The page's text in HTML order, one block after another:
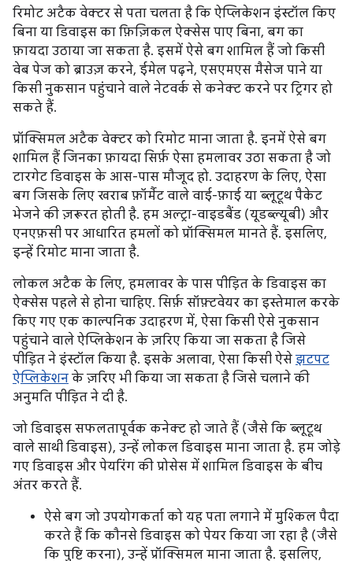
रिमोट अटैक वेक्टर से पता चलता है कि ऐप्लिकेशन इंस्टॉल किए
बिना या डिवाइस का फ़िज़िकल ऐक्सेस पाए बिना, बग का
फ़ायदा उठाया जा सकता है. इसमें ऐसे बग शामिल हैं जो किसी
वेब पेज को ब्राउज़ करने, ईमेल पढ़ने, एसएमएस मैसेज पाने या
किसी नुकसान पहुंचाने वाले नेटवर्क से कनेक्ट करने पर ट्रिगर हो
सकते हैं.
प्रॉक्सिमल अटैक वेक्टर को रिमोट माना जाता है. इनमें ऐसे बग
शामिल हैं जिनका फ़ायदा सिर्फ़ ऐसा हमलावर उठा सकता है जो
टारगेट डिवाइस के आस-पास मौजूद हो. उदाहरण के लिए, ऐसा
बग जिसके लिए खराब फ़ॉर्मैट वाले वाई-फ़ाई या ब्लूटूथ पैकेट
भेजने की ज़रूरत होती है. हम अल्ट्रा-वाइडबैंड (यूडब्ल्यूबी) और
एनएफ़सी पर आधारित हमलों को प्रॉक्सिमल मानते हैं. इसलिए,
इन्हें रिमोट माना जाता है.
लोकल अटैक के लिए, हमलावर के पास पीड़ित के डिवाइस का
ऐक्सेस पहले से होना चाहिए. सिर्फ़ सॉफ़्टवेयर का इस्तेमाल करके
किए गए एक काल्पनिक उदाहरण में, ऐसा किसी ऐसे नुकसान
पहुंचाने वाले ऐप्लिकेशन के ज़रिए किया जा सकता है जिसे
पीड़ित ने इंस्टॉल किया है. इसके अलावा, ऐसा किसी ऐसे झटपट
ऐप्लिकेशन के ज़रिए भी किया जा सकता है जिसे चलाने की
अनुमति पीड़ित ने दी है.
जो डिवाइस सफलतापूर्वक कनेक्ट हो जाते हैं (जैसे कि ब्लूटूथ
वाले साथी डिवाइस), उन्हें लोकल डिवाइस माना जाता है. हम जोड़े
गए डिवाइस और पेयरिंग की प्रोसेस में शामिल डिवाइस के बीच
अंतर करते हैं.
ऐसे बग जो उपयोगकर्ता को यह पता लगाने में मुश्किल पैदा
करते हैं कि कौनसे डिवाइस को पेयर किया जा रहा है (जैसे
कि पुष्टि करना), उन्हें प्रॉक्सिमल माना जाता है. इसलिए,